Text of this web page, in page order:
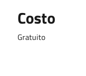
Costo
Gratuito